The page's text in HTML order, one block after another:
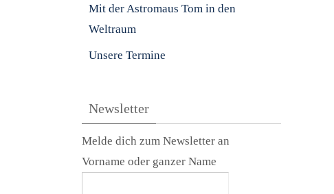
Mit der Astromaus Tom in den
Weltraum
Unsere Termine
Newsletter
Melde dich zum Newsletter an
Vorname oder ganzer Name